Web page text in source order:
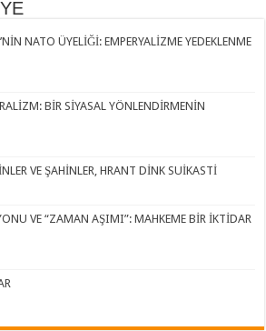
NATO ÜYELİĞİ: EMPERYALİZME YEDEKLENME
BİR SİYASAL YÖNLENDİRMENİN
VE ŞAHİNLER, HRANT DİNK SUİKASTİ
VE “ZAMAN AŞIMI”: MAHKEME BİR İKTİDAR